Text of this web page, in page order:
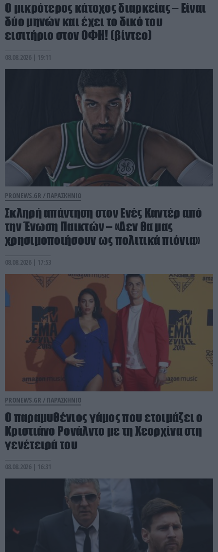
Ο μικρότερος κάτοχος διαρκείας – Είναι
δύο μηνών και έχει το δικό του
εισιτήριο στον ΟΦΗ! (βίντεο)
08.08.2026 | 19:11
PRONEWS.GR / ΠΑΡΑΣΚΗΝΙΟ
Σκληρή απάντηση στον Ενές Καντέρ από
την Ένωση Παικτών – «Δεν θα μας
χρησιμοποιήσουν ως πολιτικά πιόνια»
08.08.2026 | 17:53
PRONEWS.GR / ΠΑΡΑΣΚΗΝΙΟ
Ο παραμυθένιος γάμος που ετοιμάζει ο
Κριστιάνο Ρονάλντο με τη Χεορχίνα στη
γενέτειρά του
08.08.2026 | 16:31